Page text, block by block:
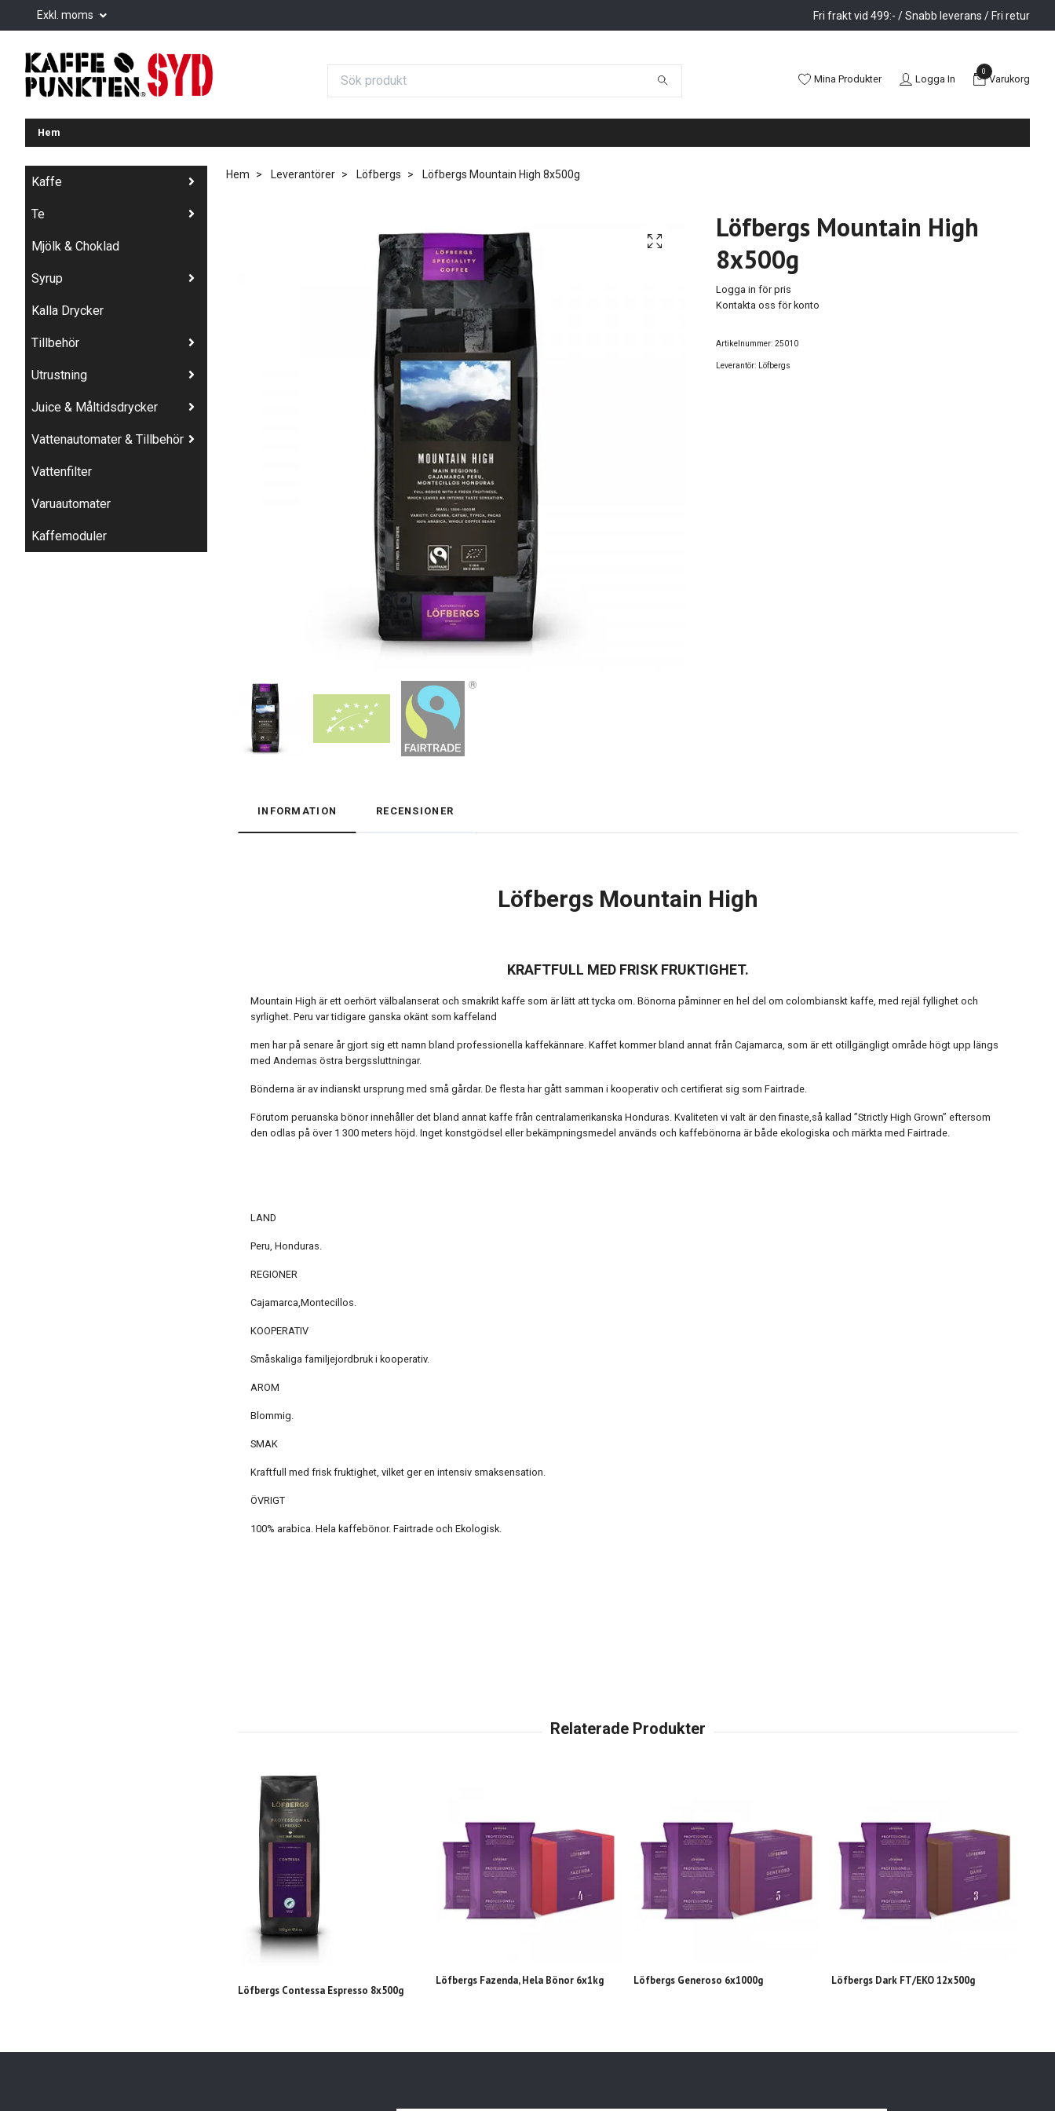
Exkl. moms Fri frakt vid 499:- / Snabb leverans / Fri retur
Mina Produkter Logga In
0
Varukorg
Hem
Kaffe
Te
Mjölk & Choklad
Syrup
Kalla Drycker
Tillbehör
Utrustning
Juice & Måltidsdrycker
Vattenautomater & Tillbehör
Vattenfilter
Varuautomater
Kaffemoduler
Hem Leverantörer Löfbergs Löfbergs Mountain High 8x500g
Löfbergs Mountain High
8x500g
Logga in för pris
Kontakta oss för konto
Artikelnummer: 25010
Leverantör: Löfbergs
INFORMATION RECENSIONER
Löfbergs Mountain High
KRAFTFULL MED FRISK FRUKTIGHET.
Mountain High är ett oerhört välbalanserat och smakrikt kaffe som är lätt att tycka om. Bönorna påminner en hel del om colombianskt kaffe, med rejäl fyllighet och
syrlighet. Peru var tidigare ganska okänt som kaffeland
men har på senare år gjort sig ett namn bland professionella kaffekännare. Kaffet kommer bland annat från Cajamarca, som är ett otillgängligt område högt upp längs
med Andernas östra bergssluttningar.
Bönderna är av indianskt ursprung med små gårdar. De flesta har gått samman i kooperativ och certifierat sig som Fairtrade.
Förutom peruanska bönor innehåller det bland annat kaffe från centralamerikanska Honduras. Kvaliteten vi valt är den finaste,så kallad ”Strictly High Grown” eftersom
den odlas på över 1 300 meters höjd. Inget konstgödsel eller bekämpningsmedel används och kaffebönorna är både ekologiska och märkta med Fairtrade.
LAND
Peru, Honduras.
REGIONER
Cajamarca,Montecillos.
KOOPERATIV
Småskaliga familjejordbruk i kooperativ.
AROM
Blommig.
SMAK
Kraftfull med frisk fruktighet, vilket ger en intensiv smaksensation.
ÖVRIGT
100% arabica. Hela kaffebönor. Fairtrade och Ekologisk.
Löfbergs Contessa Espresso 8x500g
Löfbergs Fazenda, Hela Bönor 6x1kg Löfbergs Generoso 6x1000g Löfbergs Dark FT/EKO 12x500g